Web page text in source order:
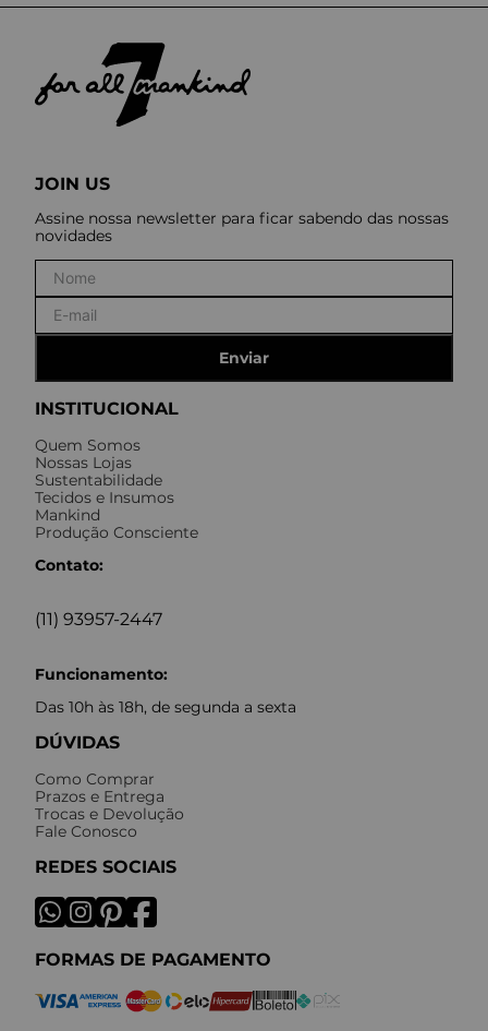
INSTITUCIONAL
Quem Somos
Nossas Lojas
Sustentabilidade
Tecidos e Insumos
Mankind
Produção Consciente
Contato:
(11) 93957-2447
Funcionamento:
Das 10h às 18h, de segunda a sexta
DÚVIDAS
Como Comprar
Prazos e Entrega
Trocas e Devolução
Fale Conosco
REDES SOCIAIS
FORMAS DE PAGAMENTO
JOIN US
Assine nossa newsletter para ficar sabendo das nossas
novidades
Enviar